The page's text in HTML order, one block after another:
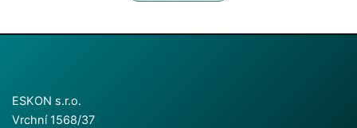
ESKON s.r.o.
Vrchní 1568/37